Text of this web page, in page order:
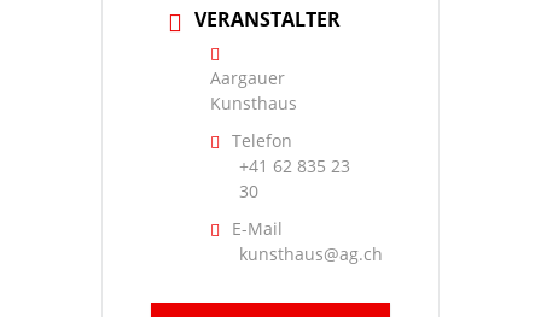
VERANSTALTER
Aargauer
Kunsthaus
Telefon
+41 62 835 23
30
E-Mail
kunsthaus@ag.ch